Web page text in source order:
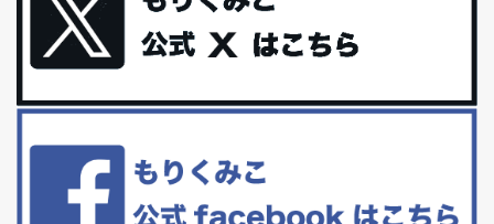
体に優しい、私のふるさと納税５選。
今回は、最近毎回定期的に購入している「楽天ふるさと納税」の返
礼品トップ５を紹介します。今までいろ...
更年期を穏やかに乗りきるために今できる５つのこと。
といった更年期症状はまだ...